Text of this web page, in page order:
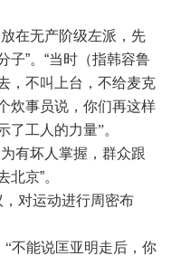
在无产阶级左派，先
子”。“当时（指韩容鲁
，不叫上台，不给麦克
炊事员说，你们再这样
了工人的力量”。
有坏人掌握，群众跟
京”。
，对运动进行周密布
“不能说匡亚明走后，你